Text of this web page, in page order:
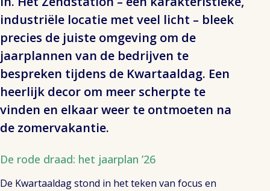
industriële locatie met veel licht – bleek
precies de juiste omgeving om de
jaarplannen van de bedrijven te
bespreken tijdens de Kwartaaldag. Een
heerlijk decor om meer scherpte te
vinden en elkaar weer te ontmoeten na
de zomervakantie.
De rode draad: het jaarplan ’26
De Kwartaaldag stond in het teken van focus en